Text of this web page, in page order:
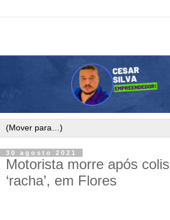
30 agosto 2021
Motorista morre após
‘racha’, em Flores